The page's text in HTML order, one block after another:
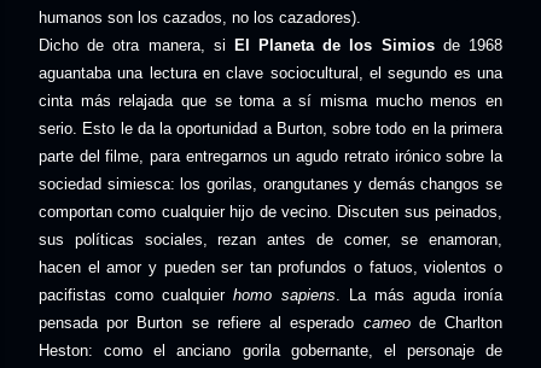
humanos son los cazados, no los cazadores).
Dicho de otra manera, si
El Planeta de los Simiosde 1968
aguantaba una lectura en clave sociocultural, el segundo es una
cinta más relajada que se toma a sí misma mucho menos en
serio. Esto le da la oportunidad a Burton, sobre todo en la primera
parte del filme, para entregarnos un agudo retrato irónico sobre la
sociedad simiesca: los gorilas, orangutanes y demás changos se
comportan como cualquier hijo de vecino. Discuten sus peinados,
sus políticas sociales, rezan antes de comer, se enamoran,
hacen el amor y pueden ser tan profundos o fatuos, violentos o
pacifistas como cualquierhomo sapiens. La más aguda ironía
pensada por Burton se refiere al esperado cameode Charlton
Heston: como el anciano gorila gobernante, el personaje de